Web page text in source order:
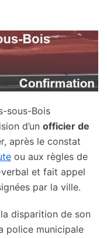
sous-Bois
d’un officier de
après le constat
ou aux règles de
et fait appel
par la ville.
disparition de son
police municipale